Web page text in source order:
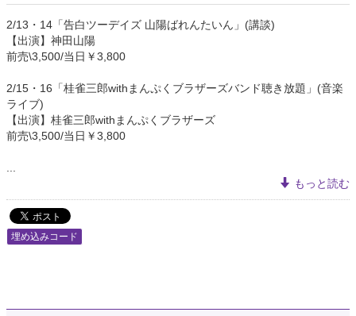
2/13・14「告白ツーデイズ 山陽ばれんたいん」(講談)
【出演】神田山陽
前売\3,500/当日￥3,800
2/15・16「桂雀三郎withまんぷくブラザーズバンド聴き放題」(音楽
ライブ)
【出演】桂雀三郎withまんぷくブラザーズ
前売\3,500/当日￥3,800
もっと読む
埋め込みコード